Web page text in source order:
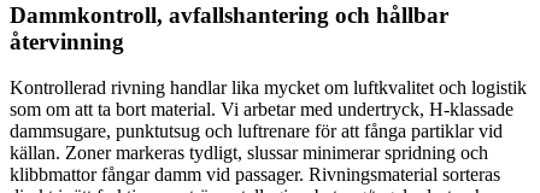
Dammkontroll, avfallshantering och hållbar
återvinning
Kontrollerad rivning handlar lika mycket om luftkvalitet och logistik
som om att ta bort material. Vi arbetar med undertryck, H-klassade
dammsugare, punktutsug och luftrenare för att fånga partiklar vid
källan. Zoner markeras tydligt, slussar minimerar spridning och
klibbmattor fångar damm vid passager. Rivningsmaterial sorteras